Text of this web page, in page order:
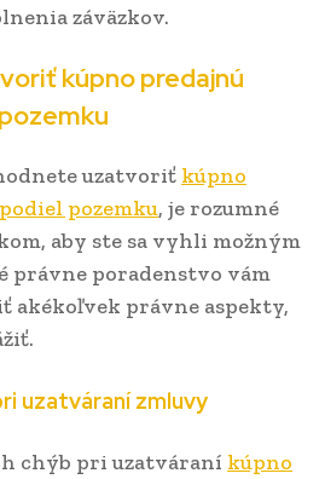
záväzkov.
kúpno predajnú
uzatvoriť kúpno
pozemku, je rozumné
aby ste sa vyhli možným
právne poradenstvo vám
akékoľvek právne aspekty,
uzatváraní zmluvy
chýb pri uzatváraní kúpno